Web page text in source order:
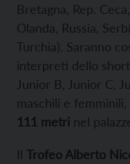
Bretagna, Rep.
Olanda, Russia,
Turchia). Saranno
interpreti dello
Junior B, Junior C,
maschili e femminili,
111 metri nel
Il Trofeo Alberto